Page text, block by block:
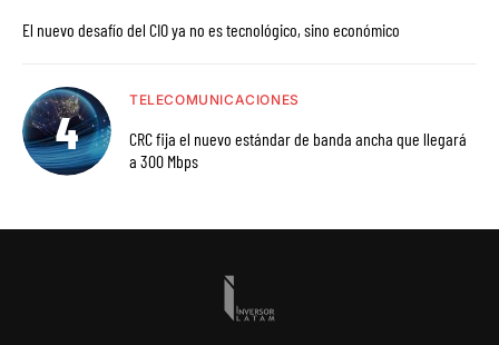
El nuevo desafío del CIO ya no es tecnológico, sino económico
TELECOMUNICACIONES
CRC fija el nuevo estándar de banda ancha que llegará
a 300 Mbps